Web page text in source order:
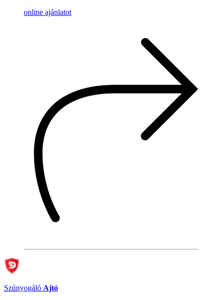
online ajánlatot
Szúnyogáló Ajtó